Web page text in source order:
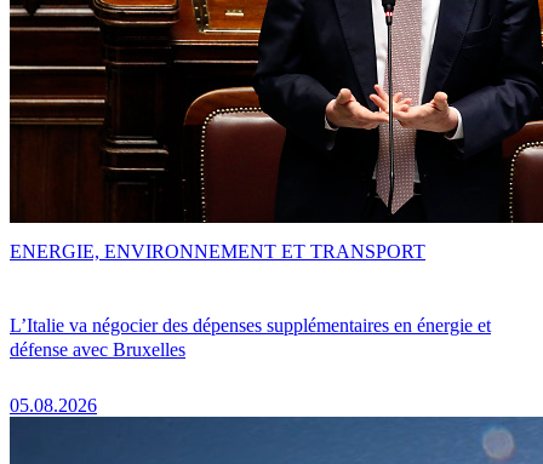
L’Italie va négocier des dépenses supplémentaires en énergie et
défense avec Bruxelles
05.08.2026
ENERGIE, ENVIRONNEMENT ET TRANSPORT